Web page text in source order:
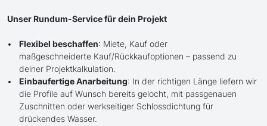
Unser Rundum-Service für dein Projekt
Flexibel beschaffen: Miete, Kauf oder
maßgeschneiderte Kauf/Rückkaufoptionen – passend zu
deiner Projektkalkulation.
Einbaufertige Anarbeitung: In der richtigen Länge liefern wir
die Profile auf Wunsch bereits gelocht, mit passgenauen
Zuschnitten oder werkseitiger Schlossdichtung für
drückendes Wasser.